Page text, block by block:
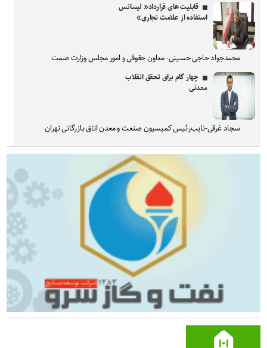
قابلیت های قرارداد« لیسانس
استفاده از علامت تجاری»
محمدجواد حاجی حسینی- معاون حقوقی و امور مجلس وزارت صمت
چهار گام برای تحقق انقلاب
معدنی
سجاد غرقی-نایب‌رئیس کمیسیون صنعت و معدن اتاق بازرگانی تهران